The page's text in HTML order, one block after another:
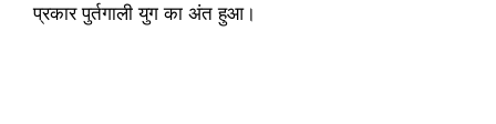
प्रकार पुर्तगाली युग का अंत हुआ।